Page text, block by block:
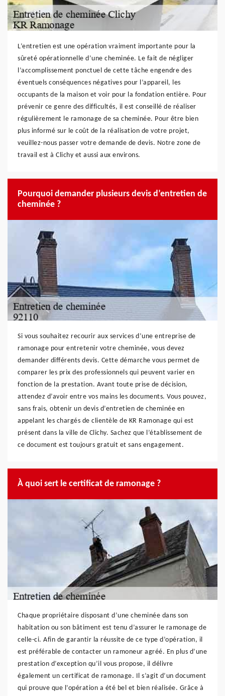
L’entretien est une opération vraiment importante pour la
sûreté opérationnelle d’une cheminée. Le fait de négliger
l’accomplissement ponctuel de cette tâche engendre des
éventuels conséquences négatives pour l’appareil, les
occupants de la maison et voir pour la fondation entière. Pour
prévenir ce genre des difficultés, il est conseillé de réaliser
régulièrement le ramonage de sa cheminée. Pour être bien
plus informé sur le coût de la réalisation de votre projet,
veuillez-nous passer votre demande de devis. Notre zone de
travail est à Clichy et aussi aux environs.
Pourquoi demander plusieurs devis d’entretien de
cheminée ?
Si vous souhaitez recourir aux services d’une entreprise de
ramonage pour entretenir votre cheminée, vous devez
demander différents devis. Cette démarche vous permet de
comparer les prix des professionnels qui peuvent varier en
fonction de la prestation. Avant toute prise de décision,
attendez d’avoir entre vos mains les documents. Vous pouvez,
sans frais, obtenir un devis d’entretien de cheminée en
appelant les chargés de clientèle de KR Ramonage qui est
présent dans la ville de Clichy. Sachez que l’établissement de
ce document est toujours gratuit et sans engagement.
À quoi sert le certificat de ramonage ?
Chaque propriétaire disposant d’une cheminée dans son
habitation ou son bâtiment est tenu d’assurer le ramonage de
celle-ci. Afin de garantir la réussite de ce type d’opération, il
est préférable de contacter un ramoneur agréé. En plus d’une
prestation d’exception qu’il vous propose, il délivre
également un certificat de ramonage. Il s’agit d’un document
qui prouve que l’opération a été bel et bien réalisée. Grâce à